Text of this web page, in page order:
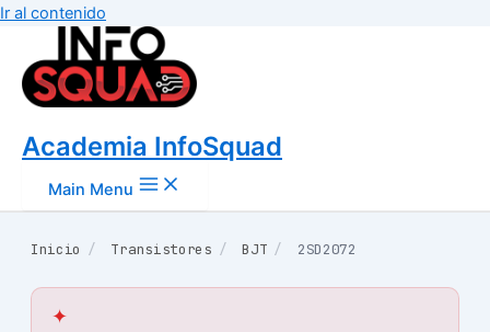
Ir al contenido
Academia InfoSquad
Main Menu
Inicio / Transistores / BJT / 2SD2072
✦